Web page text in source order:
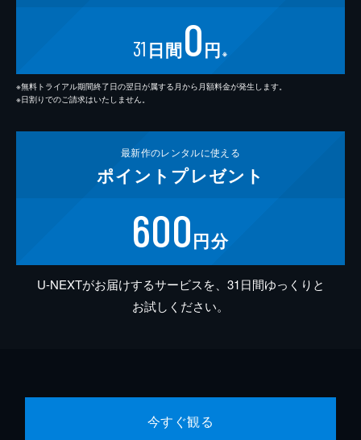
31 日間0円 ※
※無料トライアル期間終了日の翌日が属する月から月額料金が発生します。
※日割りでのご請求はいたしません。
最新作のレンタルに使える
ポイント プレゼント
600円分
U-NEXTがお届けするサービスを、31日間ゆっくりと
お試しください。
今すぐ観る